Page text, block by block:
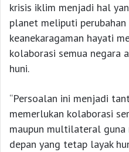
krisis iklim menjadi hal
planet meliputi
keanekaragaman hayati
kolaborasi semua negara
huni.
“Persoalan ini menjadi
memerlukan kolaborasi
maupun multilateral guna
depan yang tetap layak